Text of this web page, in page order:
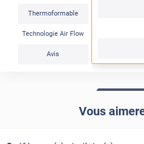
Thermoformable
Technologie Air Flow
Avis
Vous